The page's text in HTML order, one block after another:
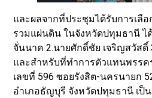
และผลจากที่ประชุมได้รับการเลื
รวมแผ่นดิน ในจังหวัดปทุมธานี ไ
จั่นนาค 2.นายศักดิ์ชัย เจริญสวัสดิ์
และสำหรับที่ทำการตัวแทนพรร
เลขที่ 596 ซอยรังสิต-นครนายก
อำเภอธัญบุรี จังหวัดปทุมธานี เป็